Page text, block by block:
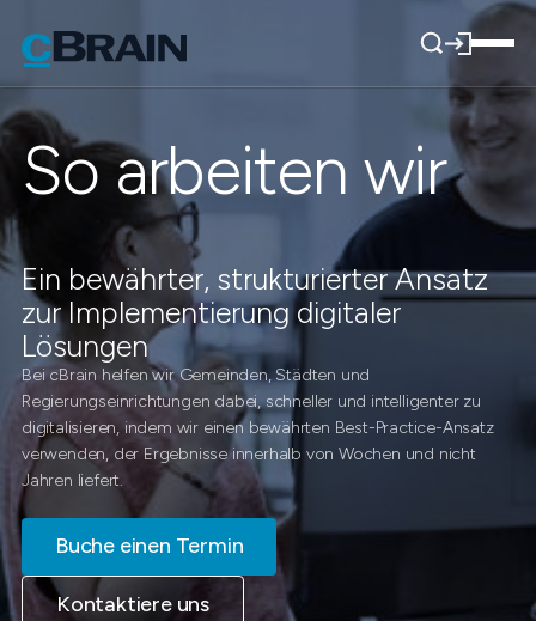
So arbeiten wir
Ein bewährter, strukturierter Ansatz
zur Implementierung digitaler
Lösungen
Bei cBrain helfen wir Gemeinden, Städten und
Regierungseinrichtungen dabei, schneller und intelligenter zu
digitalisieren, indem wir einen bewährten Best-Practice-Ansatz
verwenden, der Ergebnisse innerhalb von Wochen und nicht
Jahren liefert.
Buche einen Termin
Kontaktiere uns